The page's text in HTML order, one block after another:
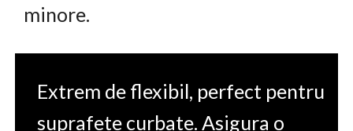
minore.
Extrem de flexibil, perfect pentru
suprafete curbate. Asigura o